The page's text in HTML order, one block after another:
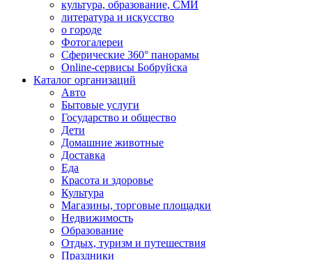
культура, образование, СМИ
литература и искусство
о городе
Фотогалереи
Сферические 360° панорамы
Online-сервисы Бобруйска
Каталог организаций
Авто
Бытовые услуги
Государство и общество
Дети
Домашние животные
Доставка
Еда
Красота и здоровье
Культура
Магазины, торговые площадки
Недвижимость
Образование
Отдых, туризм и путешествия
Праздники